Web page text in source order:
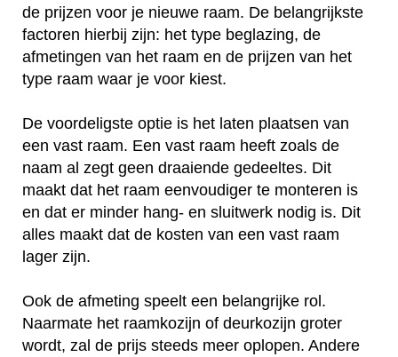
de prijzen voor je nieuwe raam. De belangrijkste
factoren hierbij zijn: het type beglazing, de
afmetingen van het raam en de prijzen van het
type raam waar je voor kiest.
De voordeligste optie is het laten plaatsen van
een vast raam. Een vast raam heeft zoals de
naam al zegt geen draaiende gedeeltes. Dit
maakt dat het raam eenvoudiger te monteren is
en dat er minder hang- en sluitwerk nodig is. Dit
alles maakt dat de kosten van een vast raam
lager zijn.
Ook de afmeting speelt een belangrijke rol.
Naarmate het raamkozijn of deurkozijn groter
wordt, zal de prijs steeds meer oplopen. Andere